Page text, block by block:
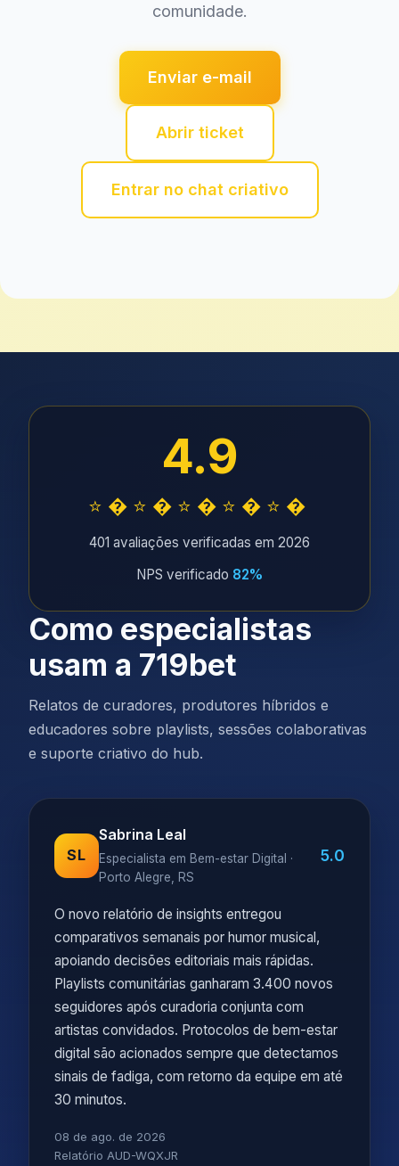
comunidade.
Enviar e-mail
Abrir ticket
Entrar no chat criativo
4.9
⭐�⭐�⭐�⭐�⭐�
401 avaliações verificadas em 2026
NPS verificado 82%
Como especialistas
usam a 719bet
Relatos de curadores, produtores híbridos e
educadores sobre playlists, sessões colaborativas
e suporte criativo do hub.
SL
Sabrina Leal
Especialista em Bem-estar Digital ·
Porto Alegre, RS
5.0
O novo relatório de insights entregou
comparativos semanais por humor musical,
apoiando decisões editoriais mais rápidas.
Playlists comunitárias ganharam 3.400 novos
seguidores após curadoria conjunta com
artistas convidados. Protocolos de bem-estar
digital são acionados sempre que detectamos
sinais de fadiga, com retorno da equipe em até
30 minutos.
08 de ago. de 2026
Relatório AUD-WQXJR